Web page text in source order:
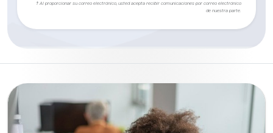
† Al proporcionar su correo electrónico, usted acepta recibir comunicaciones por correo electrónico
de nuestra parte.